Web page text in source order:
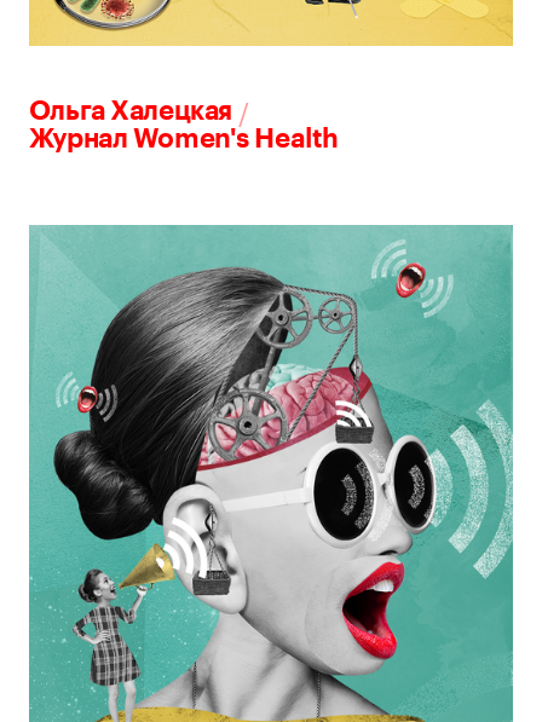
Ольга Халецкая /
Журнал Women's Health